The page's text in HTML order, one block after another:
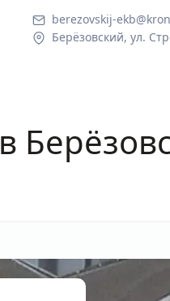
berezovskij-
Берёзовский, ул.
в